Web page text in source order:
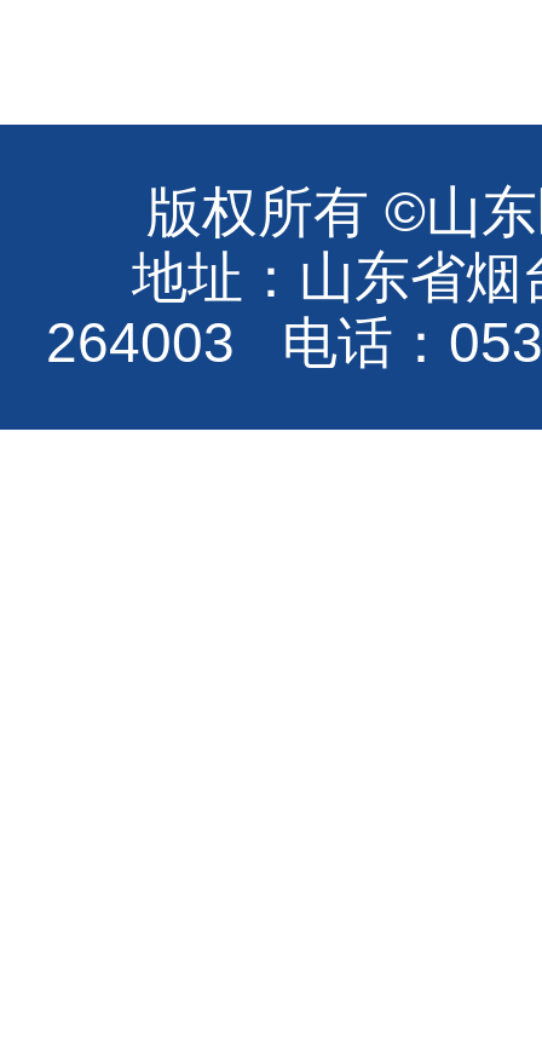
版权所有 ©山
地址：山东省
264003 电话：